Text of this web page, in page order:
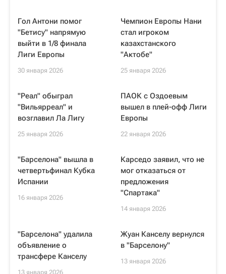
Гол Антони помог
"Бетису" напрямую
выйти в 1/8 финала
Лиги Европы
30 января 2026
Чемпион Европы Нани
стал игроком
казахстанского
"Актобе"
25 января 2026
"Реал" обыграл
"Вильярреал" и
возглавил Ла Лигу
25 января 2026
ПАОК с Оздоевым
вышел в плей-офф Лиги
Европы
22 января 2026
"Барселона" вышла в
четвертьфинал Кубка
Испании
16 января 2026
Карседо заявил, что не
мог отказаться от
предложения
"Спартака"
14 января 2026
"Барселона" удалила
объявление о
трансфере Канселу
13 января 2026
Жуан Канселу вернулся
в "Барселону"
13 января 2026